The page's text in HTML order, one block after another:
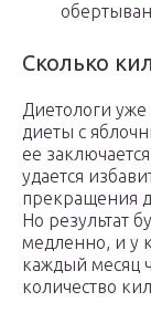
Сколько
Диетологи
диеты с
ее
удается
прекращения
Но результат
медленно, и у
каждый месяц
количество